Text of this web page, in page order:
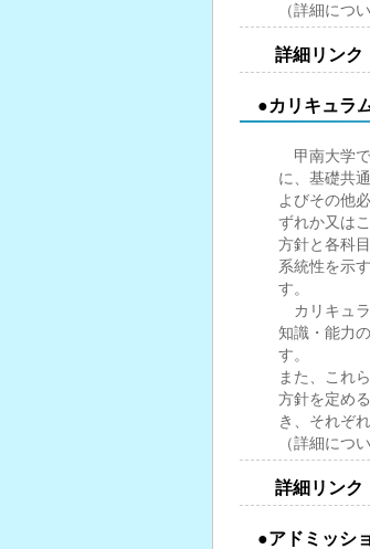
（詳細につ
詳細リンク
●カリキュラ
甲南大学で
に、基礎共
よびその他
ずれか又は
方針と各科
系統性を示
す。
カリキュラ
知識・能力
す。
また、これ
方針を定め
き、それぞ
（詳細につ
詳細リンク
●アドミッシ